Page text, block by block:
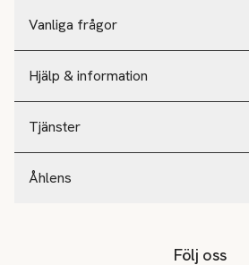
Vanliga frågor
Hjälp & information
Tjänster
Åhlens
Följ oss